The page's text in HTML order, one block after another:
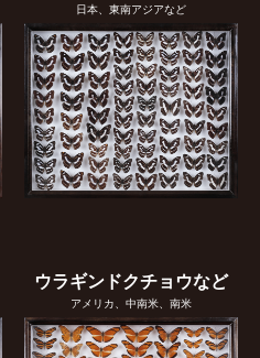
日本、東南アジアなど
ウラギンドクチョウなど
アメリカ、中南米、南米